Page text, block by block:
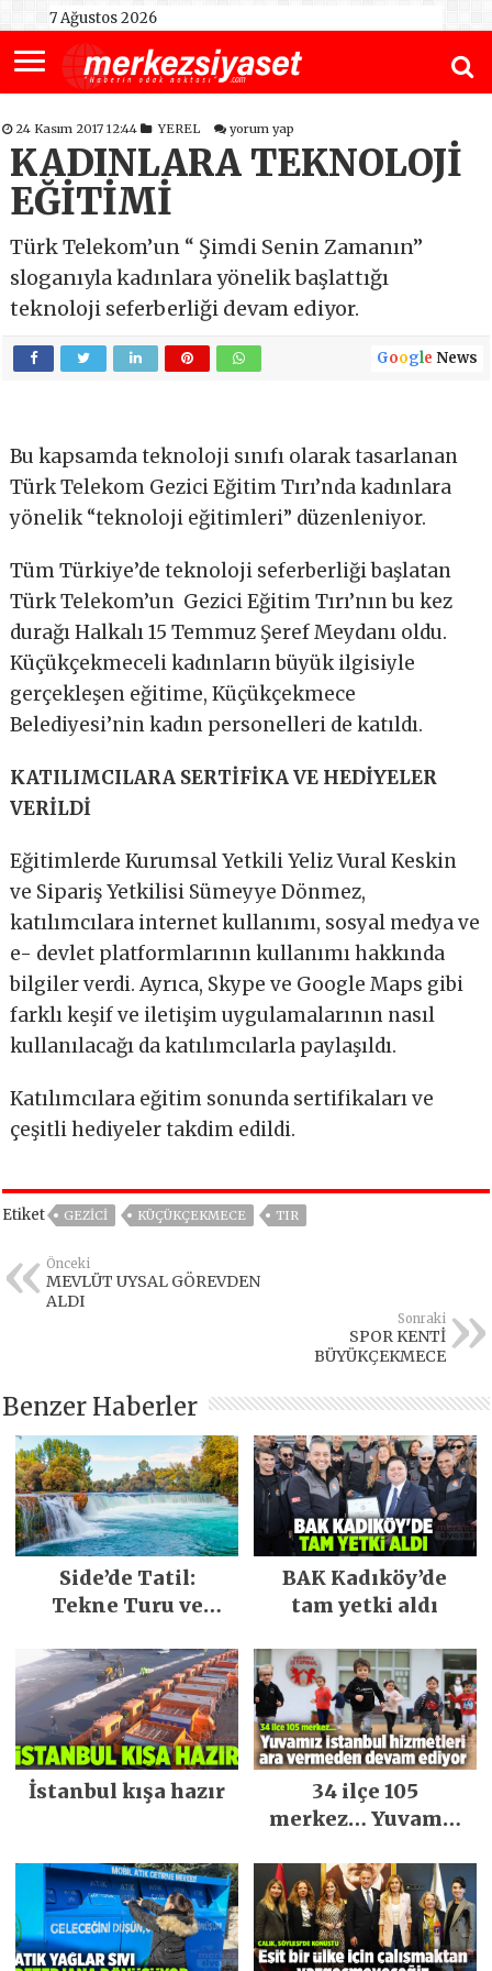
7 Ağustos 2026
24 Kasım 2017 12:44 YEREL yorum yap
KADINLARA TEKNOLOJİ
EĞİTİMİ
Türk Telekom’un “ Şimdi Senin Zamanın”
sloganıyla kadınlara yönelik başlattığı
teknoloji seferberliği devam ediyor.
Google News
Bu kapsamda teknoloji sınıfı olarak tasarlanan
Türk Telekom Gezici Eğitim Tırı’nda kadınlara
yönelik “teknoloji eğitimleri” düzenleniyor.
Tüm Türkiye’de teknoloji seferberliği başlatan
Türk Telekom’un Gezici Eğitim Tırı’nın bu kez
durağı Halkalı 15 Temmuz Şeref Meydanı oldu.
Küçükçekmeceli kadınların büyük ilgisiyle
gerçekleşen eğitime, Küçükçekmece
Belediyesi’nin kadın personelleri de katıldı.
KATILIMCILARA SERTİFİKA VE HEDİYELER
VERİLDİ
Eğitimlerde Kurumsal Yetkili Yeliz Vural Keskin
ve Sipariş Yetkilisi Sümeyye Dönmez,
katılımcılara internet kullanımı, sosyal medya ve
e- devlet platformlarının kullanımı hakkında
bilgiler verdi. Ayrıca, Skype ve Google Maps gibi
farklı keşif ve iletişim uygulamalarının nasıl
kullanılacağı da katılımcılarla paylaşıldı.
Katılımcılara eğitim sonunda sertifikaları ve
çeşitli hediyeler takdim edildi.
Etiket GEZICI KÜÇÜKÇEKMECE TIR
Önceki
MEVLÜT UYSAL GÖREVDEN
ALDI
Sonraki
SPOR KENTİ
BÜYÜKÇEKMECE
Benzer Haberler
Side’de Tatil:
Tekne Turu ve
BAK Kadıköy’de
tam yetki aldı
İstanbul kışa hazır
34 ilçe 105
merkez… Yuvamız
ara vermeden
devam ediyor